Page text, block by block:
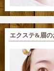
エクステ&眉